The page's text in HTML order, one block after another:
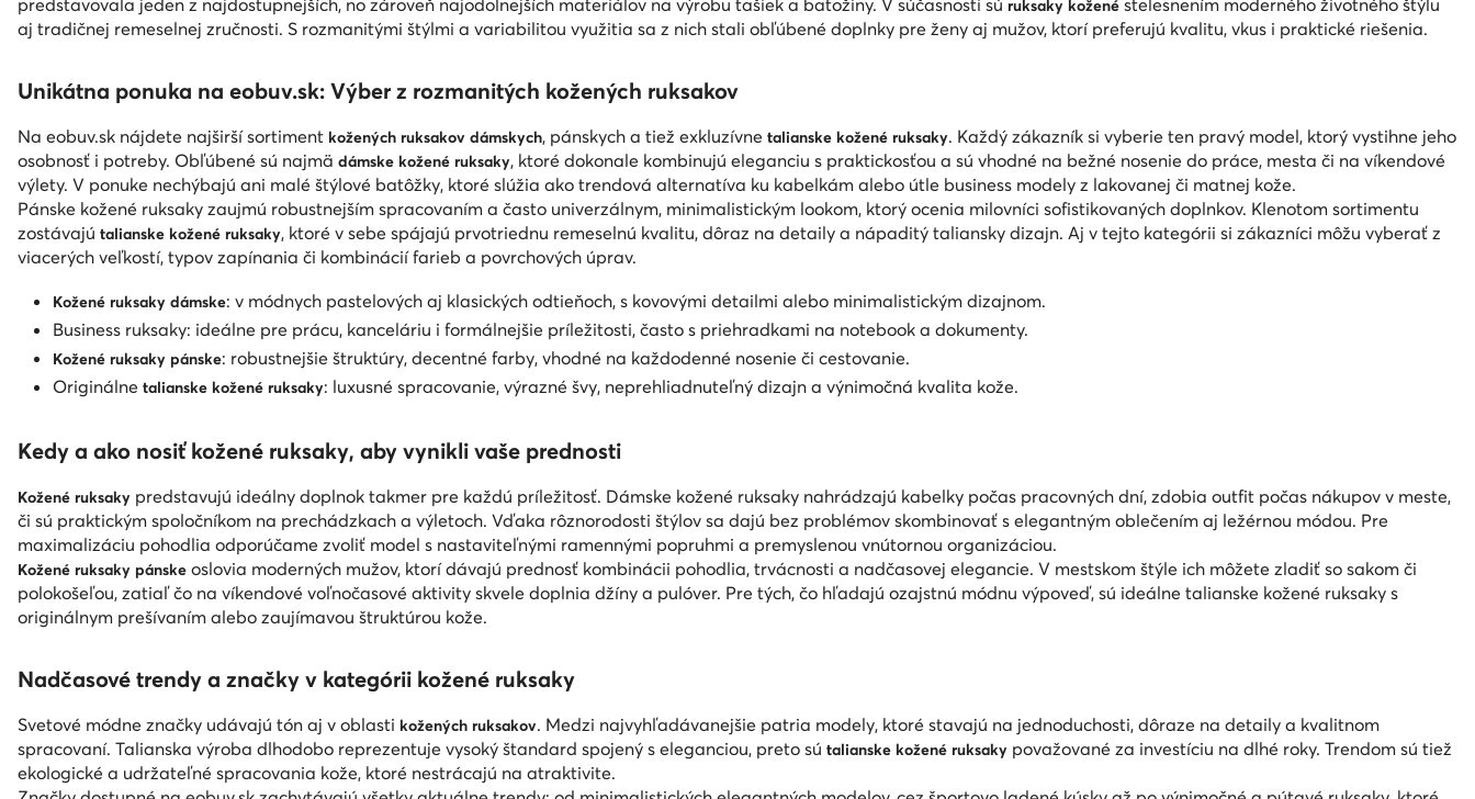
predstavovala jeden z najdostupnejších, no zároveň najodolnejších materiálov na výrobu tašiek a batožiny. V súčasnosti sú ruksaky kožené stelesnením moderného životného štýlu
aj tradičnej remeselnej zručnosti. S rozmanitými štýlmi a variabilitou využitia sa z nich stali obľúbené doplnky pre ženy aj mužov, ktorí preferujú kvalitu, vkus i praktické riešenia.
Unikátna ponuka na eobuv.sk: Výber z rozmanitých kožených ruksakov
Na eobuv.sk nájdete najširší sortiment kožených ruksakov dámskych, pánskych a tiež exkluzívne talianske kožené ruksaky. Každý zákazník si vyberie ten pravý model, ktorý vystihne jeho
osobnosť i potreby. Obľúbené sú najmä dámske kožené ruksaky, ktoré dokonale kombinujú eleganciu s praktickosťou a sú vhodné na bežné nosenie do práce, mesta či na víkendové
výlety. V ponuke nechýbajú ani malé štýlové batôžky, ktoré slúžia ako trendová alternatíva ku kabelkám alebo útle business modely z lakovanej či matnej kože.
Pánske kožené ruksaky zaujmú robustnejším spracovaním a často univerzálnym, minimalistickým lookom, ktorý ocenia milovníci sofistikovaných doplnkov. Klenotom sortimentu
zostávajú talianske kožené ruksaky, ktoré v sebe spájajú prvotriednu remeselnú kvalitu, dôraz na detaily a nápaditý taliansky dizajn. Aj v tejto kategórii si zákazníci môžu vyberať z
viacerých veľkostí, typov zapínania či kombinácií farieb a povrchových úprav.
Kožené ruksaky dámske: v módnych pastelových aj klasických odtieňoch, s kovovými detailmi alebo minimalistickým dizajnom.
Business ruksaky: ideálne pre prácu, kanceláriu i formálnejšie príležitosti, často s priehradkami na notebook a dokumenty.
Kožené ruksaky pánske: robustnejšie štruktúry, decentné farby, vhodné na každodenné nosenie či cestovanie.
Originálne talianske kožené ruksaky: luxusné spracovanie, výrazné švy, neprehliadnuteľný dizajn a výnimočná kvalita kože.
Kedy a ako nosiť kožené ruksaky, aby vynikli vaše prednosti
Kožené ruksaky predstavujú ideálny doplnok takmer pre každú príležitosť. Dámske kožené ruksaky nahrádzajú kabelky počas pracovných dní, zdobia outfit počas nákupov v meste,
či sú praktickým spoločníkom na prechádzkach a výletoch. Vďaka rôznorodosti štýlov sa dajú bez problémov skombinovať s elegantným oblečením aj ležérnou módou. Pre
maximalizáciu pohodlia odporúčame zvoliť model s nastaviteľnými ramennými popruhmi a premyslenou vnútornou organizáciou.
Kožené ruksaky pánske oslovia moderných mužov, ktorí dávajú prednosť kombinácii pohodlia, trvácnosti a nadčasovej elegancie. V mestskom štýle ich môžete zladiť so sakom či
polokošeľou, zatiaľ čo na víkendové voľnočasové aktivity skvele doplnia džíny a pulóver. Pre tých, čo hľadajú ozajstnú módnu výpoveď, sú ideálne talianske kožené ruksaky s
originálnym prešívaním alebo zaujímavou štruktúrou kože.
Nadčasové trendy a značky v kategórii kožené ruksaky
Svetové módne značky udávajú tón aj v oblasti kožených ruksakov. Medzi najvyhľadávanejšie patria modely, ktoré stavajú na jednoduchosti, dôraze na detaily a kvalitnom
spracovaní. Talianska výroba dlhodobo reprezentuje vysoký štandard spojený s eleganciou, preto sú talianske kožené ruksaky považované za investíciu na dlhé roky. Trendom sú tiež
ekologické a udržateľné spracovania kože, ktoré nestrácajú na atraktivite.